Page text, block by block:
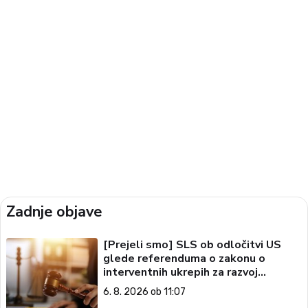
Zadnje objave
[Prejeli smo] SLS ob odločitvi US
glede referenduma o zakonu o
interventnih ukrepih za razvoj
Slovenije
6. 8. 2026 ob 11:07